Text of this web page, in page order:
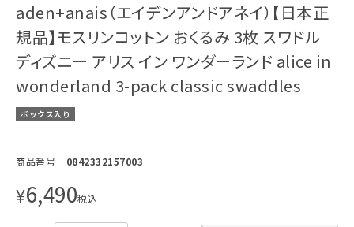
aden+anais（エイデンアンドアネイ）【日本正
規品】モスリンコットン おくるみ 3枚 スワドル
ディズニー アリス イン ワンダーランド alice in
wonderland 3-pack classic swaddles
ボックス入り
商品番号 0842332157003
¥6,490税込